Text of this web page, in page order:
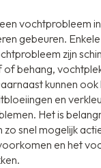
vochtprobleem
gebeuren.
zijn
behang,
kunnen
en
Het is
zo snel mogelijk
en het